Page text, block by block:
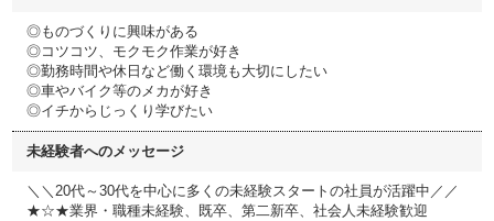
◎ものづくりに興味がある
◎コツコツ、モクモク作業が好き
◎勤務時間や休日など働く環境も大切にしたい
◎車やバイク等のメカが好き
◎イチからじっくり学びたい
未経験者へのメッセージ
＼＼20代～30代を中心に多くの未経験スタートの社員が活躍中／／
★☆★業界・職種未経験、既卒、第二新卒、社会人未経験歓迎